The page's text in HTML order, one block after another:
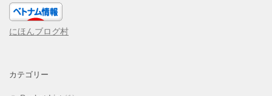
にほんブログ村
カテゴリー